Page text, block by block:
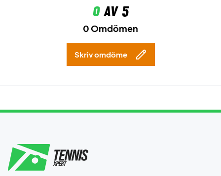
0av 5
0 Omdömen
Skriv omdöme